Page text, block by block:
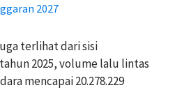
2027
terlihat dari sisi
2025, volume lalu lintas
mencapai 20.278.229